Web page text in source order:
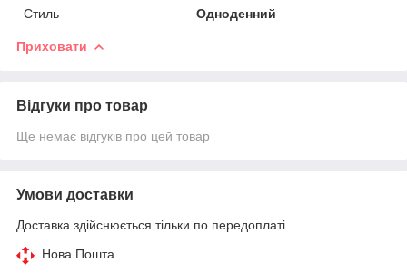
Стиль
Одноденний
Приховати
Відгуки про товар
Ще немає відгуків про цей товар
Умови доставки
Доставка здійснюється тільки по передоплаті.
Нова Пошта